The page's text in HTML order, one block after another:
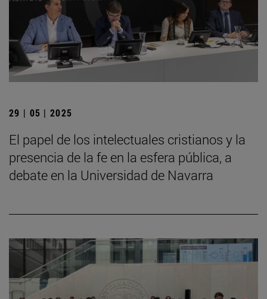
29 | 05 | 2025
El papel de los intelectuales cristianos y la
presencia de la fe en la esfera pública, a
debate en la Universidad de Navarra